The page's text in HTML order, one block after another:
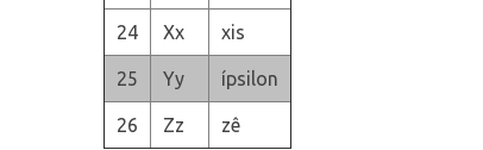
24 Xx xis
25 Yy ípsilon
26 Zz zê